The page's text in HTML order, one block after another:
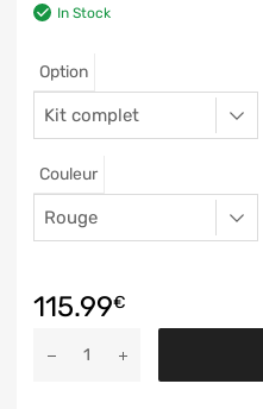
In Stock
Option
Couleur
115.99€